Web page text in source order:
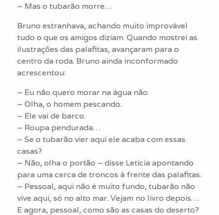
– Mas o tubarão morre…
Bruno estranhava, achando muito improvável
tudo o que os amigos diziam. Quando mostrei as
ilustrações das palafitas, avançaram para o
centro da roda. Bruno ainda inconformado
acrescentou:
– Eu não quero morar na água não.
– Olha, o homem pescando.
– Ele vai de barco.
– Roupa pendurada…
– Se o tubarão vier aqui ele acaba com essas
casas?
– Não, olha o portão – disse Letícia apontando
para uma cerca de troncos à frente das palafitas.
– Pessoal, aqui não é muito fundo, tubarão não
vive aqui, só no alto mar. Vejam no livro depois…
E agora, pessoal, como são as casas do deserto?